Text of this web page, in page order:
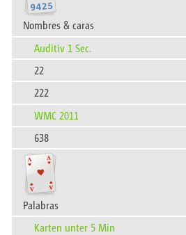
Nombres & caras
Auditiv 1 Sec.
22
222
WMC 2011
638
Palabras
Karten unter 5 Min